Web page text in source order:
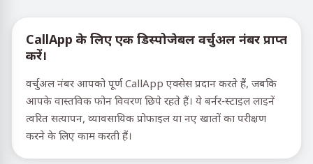
CallApp के लिए एक डिस्पोजेबल वर्चुअल नंबर प्राप्त
करें।
वर्चुअल नंबर आपको पूर्ण CallApp एक्सेस प्रदान करते हैं, जबकि
आपके वास्तविक फोन विवरण छिपे रहते हैं। ये बर्नर-स्टाइल लाइनें
त्वरित सत्यापन, व्यावसायिक प्रोफाइल या नए खातों का परीक्षण
करने के लिए काम करती हैं।